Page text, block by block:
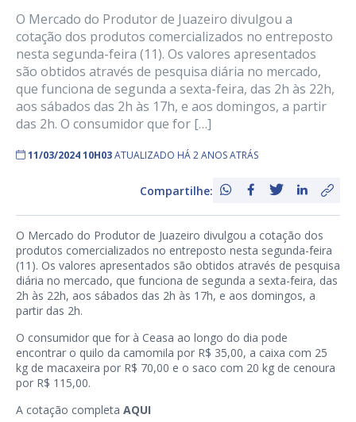
O Mercado do Produtor de Juazeiro divulgou a
cotação dos produtos comercializados no entreposto
nesta segunda-feira (11). Os valores apresentados
são obtidos através de pesquisa diária no mercado,
que funciona de segunda a sexta-feira, das 2h às 22h,
aos sábados das 2h às 17h, e aos domingos, a partir
das 2h. O consumidor que for […]
11/03/2024 10H03ATUALIZADO HÁ 2 ANOS ATRÁS
Compartilhe:
O Mercado do Produtor de Juazeiro divulgou a cotação dos
produtos comercializados no entreposto nesta segunda-feira
(11). Os valores apresentados são obtidos através de pesquisa
diária no mercado, que funciona de segunda a sexta-feira, das
2h às 22h, aos sábados das 2h às 17h, e aos domingos, a
partir das 2h.
O consumidor que for à Ceasa ao longo do dia pode
encontrar o quilo da camomila por R$ 35,00, a caixa com 25
kg de macaxeira por R$ 70,00 e o saco com 20 kg de cenoura
por R$ 115,00.
A cotação completa AQUI